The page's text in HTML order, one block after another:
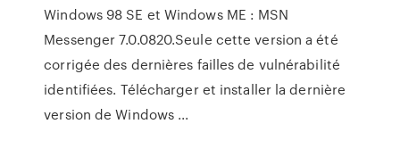
Windows 98 SE et Windows ME : MSN
Messenger 7.0.0820.Seule cette version a été
corrigée des dernières failles de vulnérabilité
identifiées. Télécharger et installer la dernière
version de Windows ...